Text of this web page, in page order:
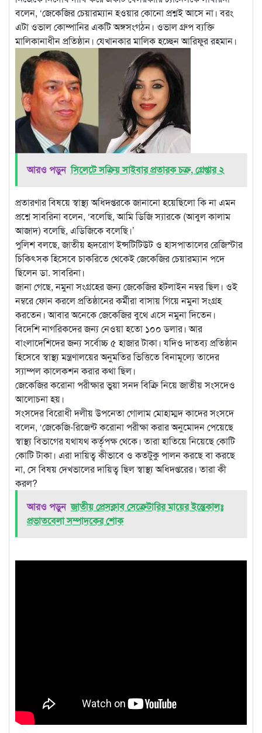
বলেন, ‘জেকেজির চেয়ারম্যান হওয়ার কোনো প্রশ্নই আসে না। বরং
এটা ওভাল কোম্পানির একটি অঙ্গসংগঠন। ওভাল গ্রুপ ব্যক্তি
মালিকানাধীন প্রতিষ্ঠান। যেখানকার মালিক হচ্ছেন আরিফুর রহমান।
আরও পড়ুন সিলেটে সক্রিয় সাইবার প্রতারক চক্র, গ্রেপ্তার ২
প্রতারণার বিষয়ে স্বাস্থ্য অধিদপ্তরকে জানানো হয়েছিলো কি না এমন
প্রশ্নে সাবরিনা বলেন, ‘বলেছি, আমি ডিজি স্যারকে (আবুল কালাম
আজাদ) বলেছি, এডিজিকে বলেছি।’
পুলিশ বলছে, জাতীয় হৃদরোগ ইন্সটিটিউট ও হাসপাতালের রেজিস্টার
চিকিৎসক হিসেবে চাকরিতে থেকেই জেকেজির চেয়ারম্যান পদে
ছিলেন ডা. সাবরিনা।
জানা গেছে, নমুনা সংগ্রহের জন্য জেকেজির হটলাইন নম্বর ছিল। ওই
নম্বরে ফোন করলে প্রতিষ্ঠানের কর্মীরা বাসায় গিয়ে নমুনা সংগ্রহ
করতেন। আবার অনেকে জেকেজির বুথে এসে নমুনা দিতেন।
বিদেশি নাগরিকদের জন্য নেওয়া হতো ১০০ ডলার। আর
বাংলাদেশিদের জন্য সর্বোচ্চ ৫ হাজার টাকা। যদিও দাতব্য প্রতিষ্ঠান
হিসেবে স্বাস্থ্য মন্ত্রণালয়ের অনুমতির ভিত্তিতে বিনামূল্যে তাদের
স্যাম্পল কালেকশন করার কথা ছিল।
জেকেজির করোনা পরীক্ষার ভুয়া সনদ বিক্রি নিয়ে জাতীয় সংসদেও
আলোচনা হয়।
সংসদের বিরোধী দলীয় উপনেতা গোলাম মোহাম্মদ কাদের সংসদে
বলেন, ‘জেকেজি-রিজেন্ট করোনা পরীক্ষা করার অনুমোদন পেয়েছে
স্বাস্থ্য বিভাগের যথাযথ কর্তৃপক্ষ থেকে। তারা হাতিয়ে নিয়েছে কোটি
কোটি টাকা। এরা দায়িত্ব কীভাবে ও কতটুকু পালন করছে বা করছে
না, সে বিষয় দেখভালের দায়িত্ব ছিল স্বাস্থ্য অধিদপ্তরের। তারা কী
করল?
আরও পড়ুন জাতীয় প্রেসক্লাব সেক্রেটারির মায়ের ইন্তেকালঃ
প্রভাতবেলা সম্পাদকের শোক